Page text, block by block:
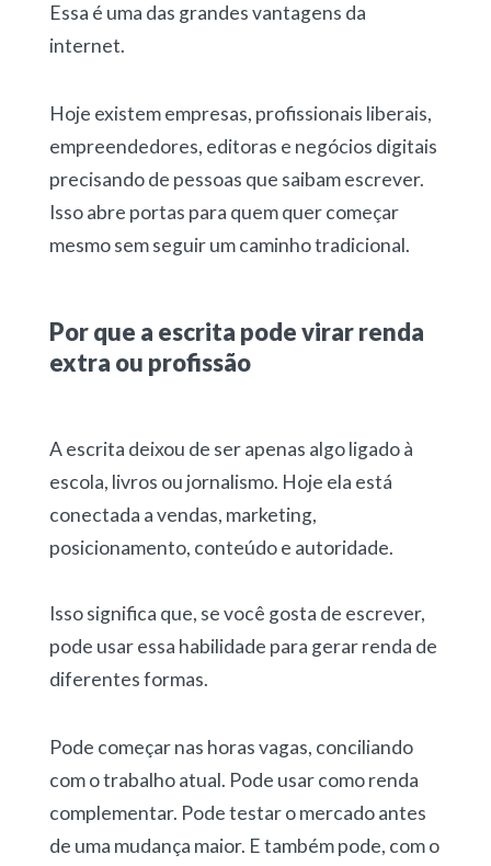
Essa é uma das grandes vantagens da
internet.
Hoje existem empresas, profissionais liberais,
empreendedores, editoras e negócios digitais
precisando de pessoas que saibam escrever.
Isso abre portas para quem quer começar
mesmo sem seguir um caminho tradicional.
Por que a escrita pode virar renda
extra ou profissão
A escrita deixou de ser apenas algo ligado à
escola, livros ou jornalismo. Hoje ela está
conectada a vendas, marketing,
posicionamento, conteúdo e autoridade.
Isso significa que, se você gosta de escrever,
pode usar essa habilidade para gerar renda de
diferentes formas.
Pode começar nas horas vagas, conciliando
com o trabalho atual. Pode usar como renda
complementar. Pode testar o mercado antes
de uma mudança maior. E também pode, com o